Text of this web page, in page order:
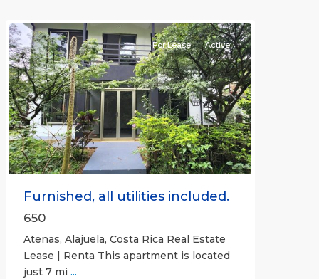
Previous Next
For Lease Active
Furnished, all utilities included.
650
Atenas, Alajuela, Costa Rica Real Estate
Lease | Renta This apartment is located
just 7 mi ...